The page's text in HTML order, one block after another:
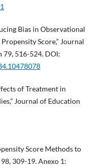
Bias in Observational
Score,” Journal
79, 516-524. DOI:
of Treatment in
Journal of Education
Score Methods to
309-19. Anexo 1: